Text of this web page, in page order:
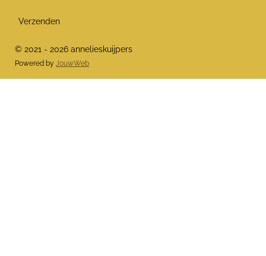
Verzenden
© 2021 - 2026 annelieskuijpers
Powered by JouwWeb